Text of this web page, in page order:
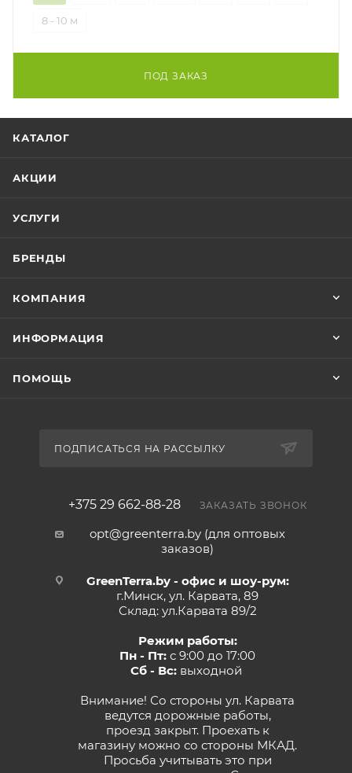
ПОД ЗАКАЗ
8 - 10 м
КАТАЛОГ
АКЦИИ
УСЛУГИ
БРЕНДЫ
КОМПАНИЯ
ИНФОРМАЦИЯ
ПОМОЩЬ
ПОДПИСАТЬСЯ НА РАССЫЛКУ
+375 29 662-88-28 ЗАКАЗАТЬ ЗВОНОК
opt@greenterra.by (для оптовых
заказов)
GreenTerra.by - офис и шоу-рум:
г.Минск, ул. Карвата, 89
Склад: ул.Карвата 89/2
Режим работы:
Пн - Пт: с 9:00 до 17:00
Сб - Вс:выходной
Внимание! Со стороны ул. Карвата
ведутся дорожные работы,
проезд закрыт. Проехать к
магазину можно со стороны МКАД.
Просьба учитывать это при